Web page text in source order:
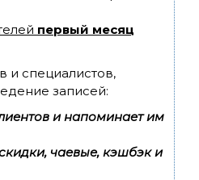
первый месяц
и специалистов,
записей:
и напоминает им
чаевые, кэшбэк и